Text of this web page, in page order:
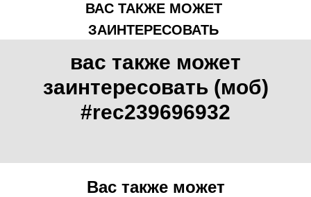
ВАС ТАКЖЕ МОЖЕТ
ЗАИНТЕРЕСОВАТЬ
вас также может
заинтересовать (моб)
#rec239696932
Вас также может